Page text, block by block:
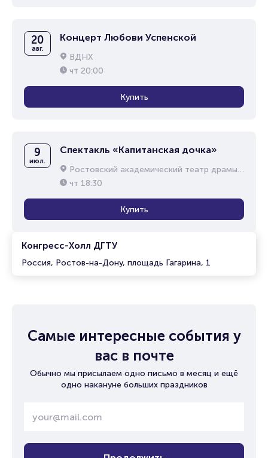
Конгресс-Холл ДГТУ
Россия, Ростов-на-Дону, площадь Гагарина, 1
20
авг.
Концерт Любови Успенской
ВДНХ
чт 20:00
Купить
9
июл.
Спектакль «Капитанская дочка»
Ростовский академический театр драмы им. М.Горького
чт 18:30
Купить
Самые интересные события у
вас в почте
Обычно мы присылаем одно письмо в месяц и ещё
одно накануне больших праздников